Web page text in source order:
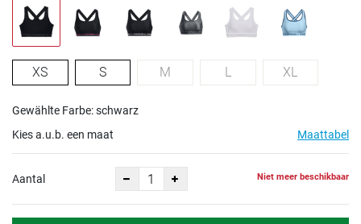
XS S M L XL
Gewählte Farbe: schwarz
Kies a.u.b. een maat
Maattabel
Aantal Niet meer beschikbaar